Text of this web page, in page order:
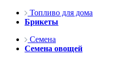
Топливо для дома
Брикеты
Семена
Семена овощей